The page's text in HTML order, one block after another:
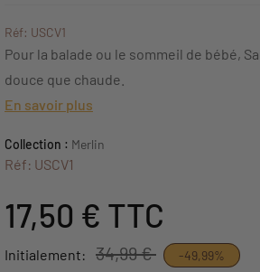
Réf: USCV1
Pour la balade ou le sommeil de bébé,
douce que chaude.
En savoir plus
Collection : Merlin
Réf: USCV1
17,50 € TTC
Initialement: 34,99 € -49,99%